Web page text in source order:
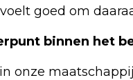
goed om
binnen het
onze